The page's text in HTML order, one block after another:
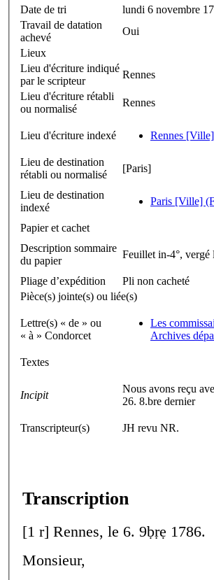
Date de tri
lundi 6 novembre
Travail de datation
achevé
Oui
Lieux
Lieu d'écriture indiqué
par le scripteur
Rennes
Lieu d'écriture rétabli
ou normalisé
Rennes
Lieu d'écriture indexé Rennes
Lieu de destination
rétabli ou normalisé
[Paris]
Lieu de destination
indexé
Paris [Ville]
Papier et cachet
Description sommaire
du papier
Feuillet in-4°, vergé
Pliage d’expédition
Pli non cacheté
Pièce(s) jointe(s) ou liée(s)
Lettre(s) « de » ou
« à » Condorcet
Les
Archives
Textes
Incipit
Nous avons reçu
26. 8.bre dernier
Transcripteur(s) JH revu NR.
Transcription
[1 r] Rennes, le 6. 9ḅṛẹ 1786.
Monsieur,